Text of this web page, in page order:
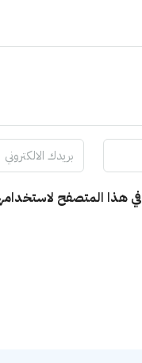
هذا المتصفح